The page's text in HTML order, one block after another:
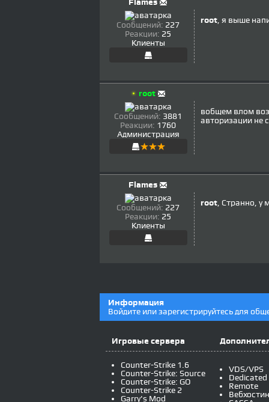
Flames
Сообщений: 227
Реакции: 25
Клиенты
root, я выше
root
Сообщений: 3881
Реакции: 1760
Администрация
вобщем влом
авторизации не
Flames
Сообщений: 227
Реакции: 25
Клиенты
root, Странно, у
Информация
Войдите или зарегистрируйтесь для
Игровые сервера
Counter-Strike 1.6
Counter-Strike: Source
Counter-Strike: GO
Counter-Strike 2
Garry's Mod
VDS/VPS
Dedicated
Remote